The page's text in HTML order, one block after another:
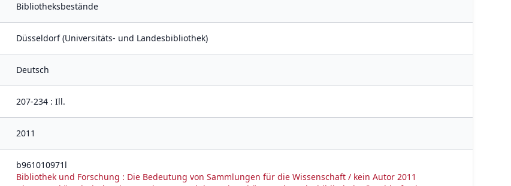
Bibliotheksbestände
Düsseldorf (Universitäts- und Landesbibliothek)
Deutsch
207-234 : Ill.
2011
b961010971l
Bibliothek und Forschung : Die Bedeutung von Sammlungen für die Wissenschaft / kein Autor 2011